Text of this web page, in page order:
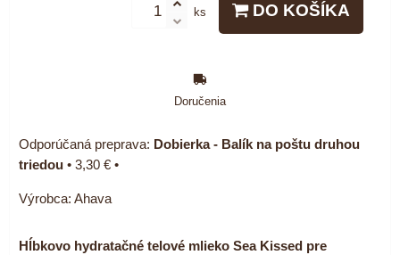
ks DO KOŠÍKA
Doručenia
Dobierka - Balík na poštu druhou
triedou • 3,30 € •
Výrobca: Ahava
Hĺbkovo hydratačné telové mlieko Sea Kissed pre